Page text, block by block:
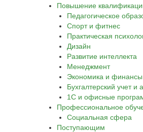
Повышение
Педагогическое
Спорт и фитнес
Практическая
Дизайн
Развитие интеллекта
Менеджмент
Экономика и финансы
Бухгалтерский учет и
1С и офисные
Профессиональное
Социальная сфера
Поступающим